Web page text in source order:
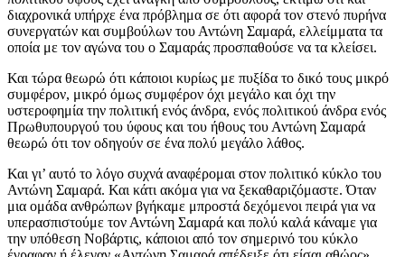
διαχρονικά υπήρχε ένα πρόβλημα σε ότι αφορά τον στενό πυρήνα
συνεργατών και συμβούλων του Αντώνη Σαμαρά, ελλείμματα τα
οποία με τον αγώνα του ο Σαμαράς προσπαθούσε να τα κλείσει.
Και τώρα θεωρώ ότι κάποιοι κυρίως με πυξίδα το δικό τους μικρό
συμφέρον, μικρό όμως συμφέρον όχι μεγάλο και όχι την
υστεροφημία την πολιτική ενός άνδρα, ενός πολιτικού άνδρα ενός
Πρωθυπουργού του ύφους και του ήθους του Αντώνη Σαμαρά
θεωρώ ότι τον οδηγούν σε ένα πολύ μεγάλο λάθος.
Και γι’ αυτό το λόγο συχνά αναφέρομαι στον πολιτικό κύκλο του
Αντώνη Σαμαρά. Και κάτι ακόμα για να ξεκαθαριζόμαστε. Όταν
μια ομάδα ανθρώπων βγήκαμε μπροστά δεχόμενοι πειρά για να
υπερασπιστούμε τον Αντώνη Σαμαρά και πολύ καλά κάναμε για
την υπόθεση Νοβάρτις, κάποιοι από τον σημερινό του κύκλο